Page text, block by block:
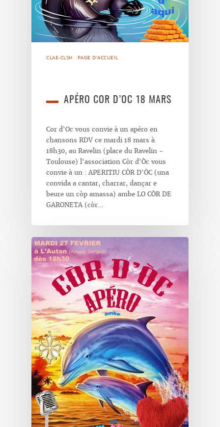
CLAE-CLSH PAGE D'ACCUEIL
APÉRO COR D’OC 18 MARS
Cor d'Oc vous convie à un apéro en
chansons RDV ce mardi 18 mars à
18h30, au Ravelin (place du Ravelin -
Toulouse) l'association Còr d'Òc vous
convie à un : APERITIU CÒR D'ÒC (una
convida a cantar, charrar, dançar e
beure un còp amassa) ambe LO CÒR DE
GARONETA (còr…